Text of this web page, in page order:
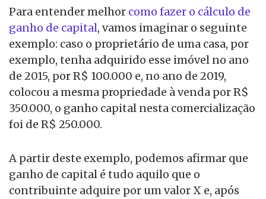
Para entender melhor como fazer o cálculo de
ganho de capital, vamos imaginar o seguinte
exemplo: caso o proprietário de uma casa, por
exemplo, tenha adquirido esse imóvel no ano
de 2015, por R$ 100.000 e, no ano de 2019,
colocou a mesma propriedade à venda por R$
350.000, o ganho capital nesta comercialização
foi de R$ 250.000.
A partir deste exemplo, podemos afirmar que
ganho de capital é tudo aquilo que o
contribuinte adquire por um valor X e, após